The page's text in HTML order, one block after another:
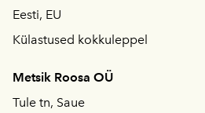
Eesti, EU
Külastused kokkuleppel
Metsik Roosa OÜ
Tule tn, Saue